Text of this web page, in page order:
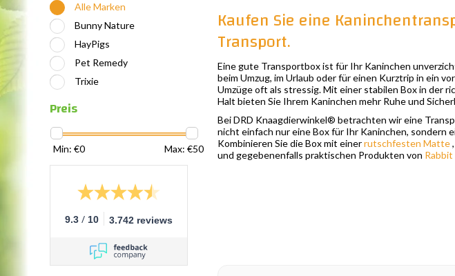
Alle Marken
Bunny Nature
HayPigs
Pet Remedy
Trixie
Preis
Min: €0 Max: €50
9.3 / 10 3.742 reviews
Kaufen Sie eine
Transport.
Eine gute Transportbox ist für Ihr Kaninchen
beim Umzug, im Urlaub oder für einen Kurztrip in ein
Umzüge oft als stressig. Mit einer stabilen Box in der
Halt bieten Sie Ihrem Kaninchen mehr Ruhe und
Bei DRD Knaagdierwinkel® betrachten wir eine
nicht einfach nur eine Box für Ihr Kaninchen, sondern
Kombinieren Sie die Box mit einerrutschfesten Matte
und gegebenenfalls praktischen Produkten von